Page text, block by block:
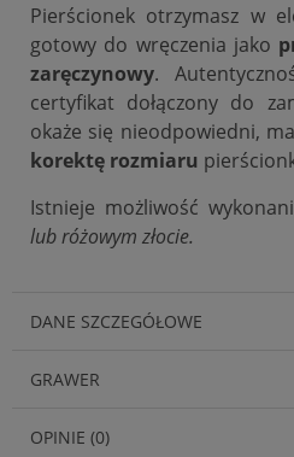
Pierścionek otrzymasz w
gotowy do wręczenia jako
zaręczynowy.
certyfikat dołączony do
okaże się nieodpowiedni,
korektę rozmiaru
Istnieje możliwość
lub różowym złocie.
DANE SZCZEGÓŁOWE
GRAWER
OPINIE (0)